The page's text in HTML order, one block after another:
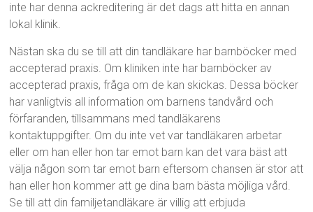
inte har denna ackreditering är det dags att hitta en annan
lokal klinik.
Nästan ska du se till att din tandläkare har barnböcker med
accepterad praxis. Om kliniken inte har barnböcker av
accepterad praxis, fråga om de kan skickas. Dessa böcker
har vanligtvis all information om barnens tandvård och
förfaranden, tillsammans med tandläkarens
kontaktuppgifter. Om du inte vet var tandläkaren arbetar
eller om han eller hon tar emot barn kan det vara bäst att
välja någon som tar emot barn eftersom chansen är stor att
han eller hon kommer att ge dina barn bästa möjliga vård.
Se till att din familjetandläkare är villig att erbjuda